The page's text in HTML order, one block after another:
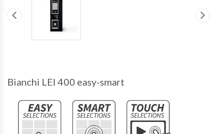
Bianchi LEI 400 easy-smart